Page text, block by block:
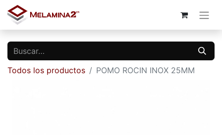
Todos los productos POMO ROCIN INOX 25MM